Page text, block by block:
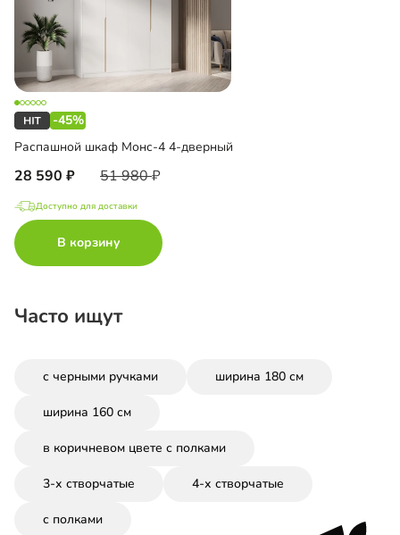
-45%
Распашной шкаф Монс-4 4-дверный
28 590 51 980
Доступно для доставки
В корзину
Часто ищут
с черными ручками ширина 180 см
ширина 160 см
в коричневом цвете с полками
3-х створчатые 4-х створчатые
с полками